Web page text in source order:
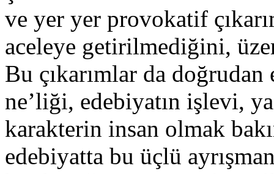
ve yer yer provokatif
aceleye getirilmediğini,
Bu çıkarımlar da
ne’liği, edebiyatın işlevi,
karakterin insan olmak
edebiyatta bu üçlü